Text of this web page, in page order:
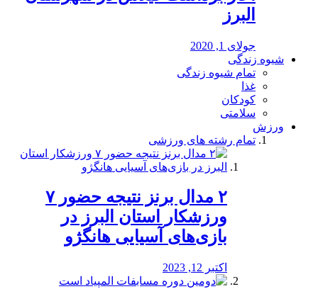
البرز
جولای 1, 2020
شیوه زندگی
تمام شیوه زندگی
غذا
کودکان
سلامتی
ورزش
تمام رشته های ورزشی
۲ مدال برنز نتیجه حضور ۷
ورزشکار استان البرز در
بازی‌های آسیایی هانگژو
اکتبر 12, 2023